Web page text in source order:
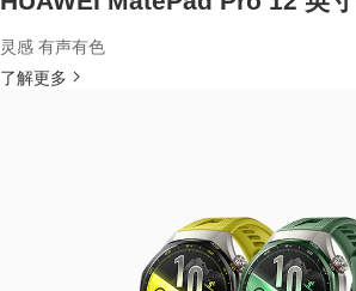
灵感 有声有色
了解更多